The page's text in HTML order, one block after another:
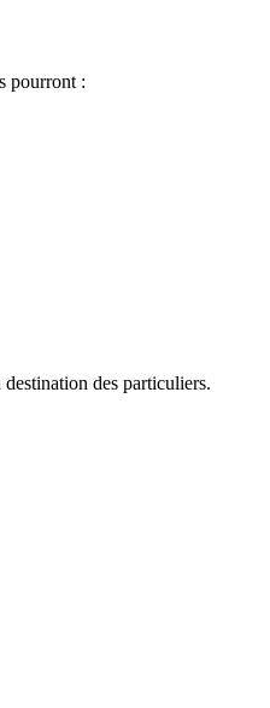
pourront :
destination des particuliers.